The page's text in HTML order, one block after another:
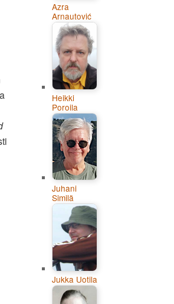
Azra
Arnautović
Heikki
Poroila
Juhani
Similä
Jukka Uotila